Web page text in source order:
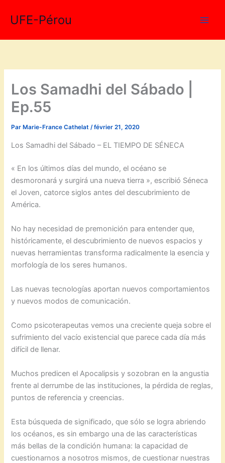
UFE-Pérou
Los Samadhi del Sábado |
Ep.55
Par Marie-France Cathelat/février 21, 2020
Los Samadhi del Sábado – EL TIEMPO DE SÉNECA
« En los últimos días del mundo, el océano se
desmoronará y surgirá una nueva tierra », escribió Séneca
el Joven, catorce siglos antes del descubrimiento de
América.
No hay necesidad de premonición para entender que,
históricamente, el descubrimiento de nuevos espacios y
nuevas herramientas transforma radicalmente la esencia y
morfología de los seres humanos.
Las nuevas tecnologías aportan nuevos comportamientos
y nuevos modos de comunicación.
Como psicoterapeutas vemos una creciente queja sobre el
sufrimiento del vacío existencial que parece cada día más
difícil de llenar.
Muchos predicen el Apocalipsis y sozobran en la angustia
frente al derrumbe de las instituciones, la pérdida de reglas,
puntos de referencia y creencias.
Esta búsqueda de significado, que sólo se logra abriendo
los océanos, es sin embargo una de las características
más bellas de la condición humana: la capacidad de
cuestionarnos a nosotros mismos, de cuestionar nuestras